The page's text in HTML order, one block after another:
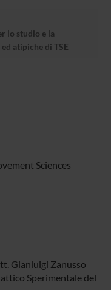
lo studio e la
atipiche di TSE
Sciences
Gianluigi Zanusso
Sperimentale del